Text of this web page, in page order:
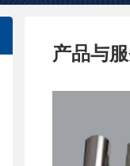
产品与